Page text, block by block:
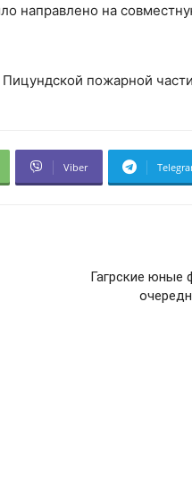
направлено на
пожарной
Viber
Гагрские юные